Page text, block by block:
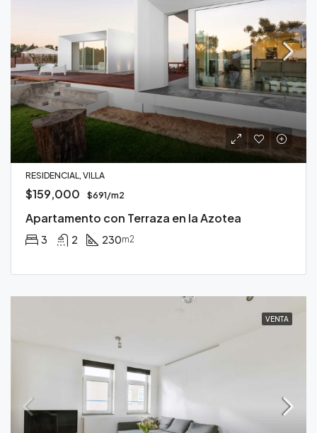
RESIDENCIAL, VILLA
$159,000 $691/m2
Apartamento con Terraza en la Azotea
3 2 230m2
VENTA